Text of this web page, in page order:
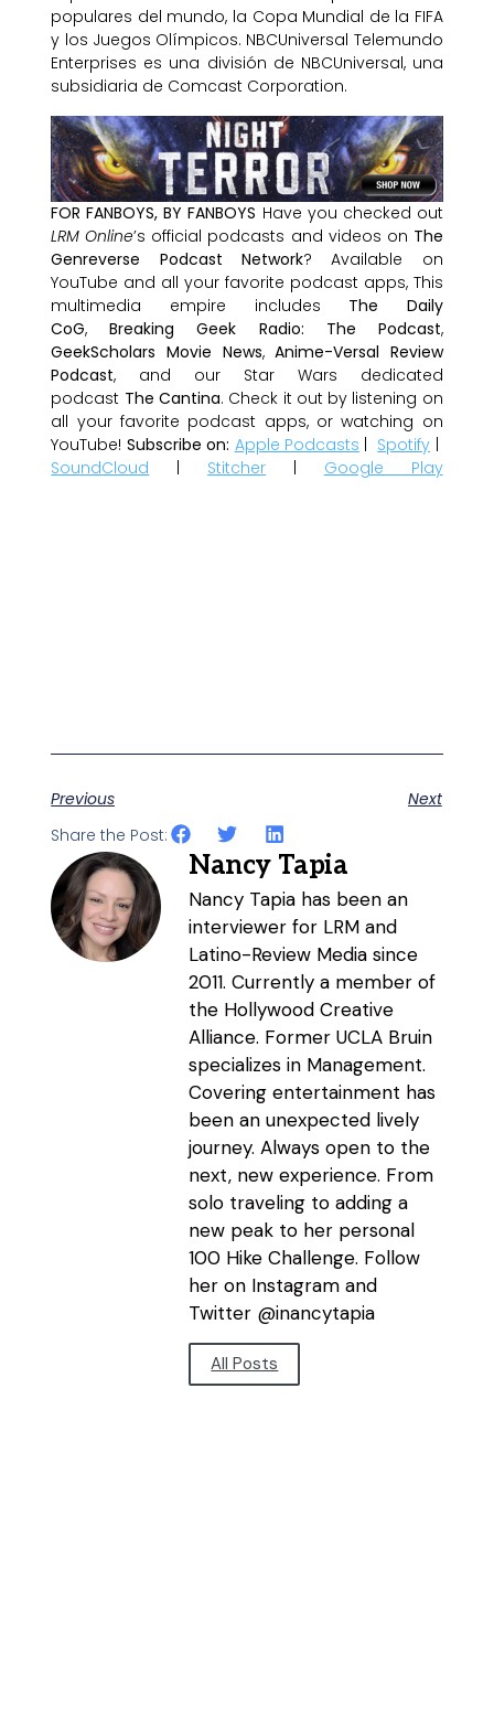
populares del mundo, la Copa Mundial de la FIFA
y los Juegos Olímpicos. NBCUniversal Telemundo
Enterprises es una división de NBCUniversal, una
subsidiaria de Comcast Corporation.
FOR FANBOYS, BY FANBOYS Have you checked out
LRM Online’s official podcasts and videos on The
Genreverse Podcast Network? Available on
YouTube and all your favorite podcast apps, This
multimedia empire includes The Daily
CoG,Breaking Geek Radio: The Podcast,
GeekScholars Movie News,Anime-Versal Review
Podcast, and our Star Wars dedicated
podcast The Cantina. Check it out by listening on
all your favorite podcast apps, or watching on
YouTube! Subscribe on: Apple Podcasts | Spotify |
SoundCloud | Stitcher | Google Play
Previous
Next
Share the Post:
Nancy Tapia
Nancy Tapia has been an
interviewer for LRM and
Latino-Review Media since
2011. Currently a member of
the Hollywood Creative
Alliance. Former UCLA Bruin
specializes in Management.
Covering entertainment has
been an unexpected lively
journey. Always open to the
next, new experience. From
solo traveling to adding a
new peak to her personal
100 Hike Challenge. Follow
her on Instagram and
Twitter @inancytapia
All Posts